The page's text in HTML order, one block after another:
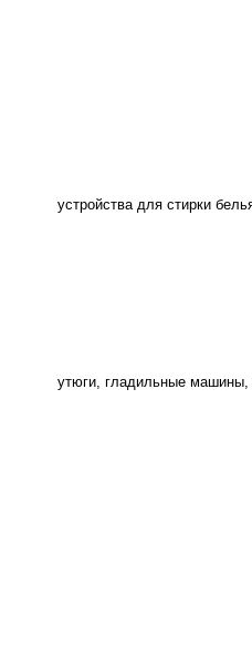
устройства для стирки
утюги, гладильные машины,